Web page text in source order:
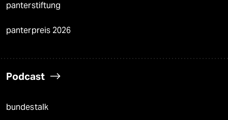
panterstiftung
panterpreis 2026
Podcast
bundestalk